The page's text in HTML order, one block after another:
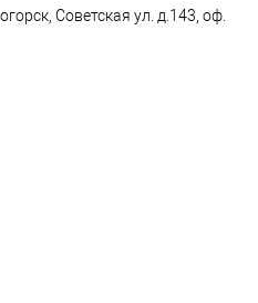
Советская ул. д.143, оф.